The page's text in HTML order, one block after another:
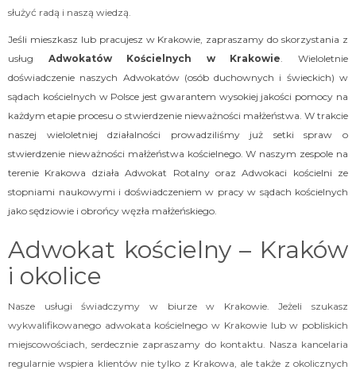
służyć radą i naszą wiedzą.
Jeśli mieszkasz lub pracujesz w Krakowie, zapraszamy do skorzystania z
usług Adwokatów Kościelnych w Krakowie . Wieloletnie
doświadczenie naszych Adwokatów (osób duchownych i świeckich) w
sądach kościelnych w Polsce jest gwarantem wysokiej jakości pomocy na
każdym etapie procesu o stwierdzenie nieważności małżeństwa. W trakcie
naszej wieloletniej działalności prowadziliśmy już setki spraw o
stwierdzenie nieważności małżeństwa kościelnego. W naszym zespole na
terenie Krakowa działa Adwokat Rotalny oraz Adwokaci kościelni ze
stopniami naukowymi i doświadczeniem w pracy w sądach kościelnych
jako sędziowie i obrońcy węzła małżeńskiego.
Adwokat kościelny – Kraków
i okolice
Nasze usługi świadczymy w biurze w Krakowie. Jeżeli szukasz
wykwalifikowanego adwokata kościelnego w Krakowie lub w pobliskich
miejscowościach, serdecznie zapraszamy do kontaktu. Nasza kancelaria
regularnie wspiera klientów nie tylko z Krakowa, ale także z okolicznych